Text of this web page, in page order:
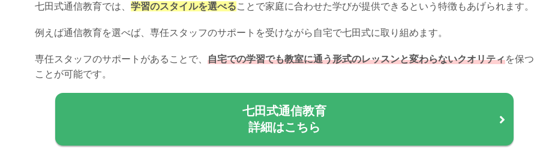
七田式通信教育では、 学習のスタイルを選べることで家庭に合わせた学びが提供できるという特徴もあげられます。
例えば通信教育を選べば、専任スタッフのサポートを受けながら自宅で七田式に取り組めます。
専任スタッフのサポートがあることで、 自宅での学習でも教室に通う形式のレッスンと変わらないクオリティを保つ
ことが可能です。
七田式通信教育
詳細はこちら